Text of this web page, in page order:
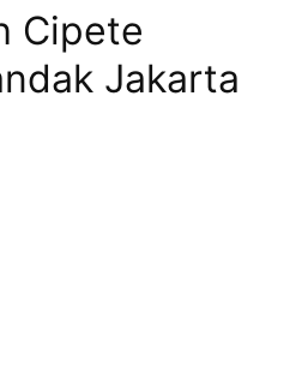
Cipete
Jakarta